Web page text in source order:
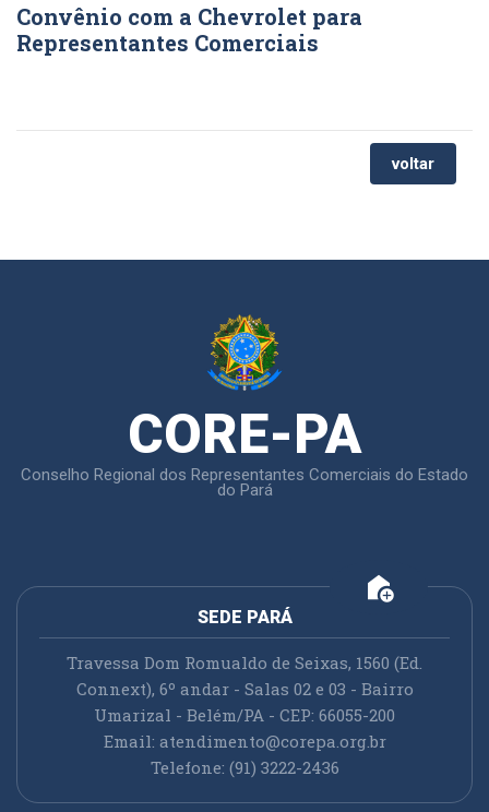
Convênio com a Chevrolet para
Representantes Comerciais
voltar
CORE-PA
Conselho Regional dos Representantes Comerciais do Estado
do Pará
add_home
SEDE PARÁ
Travessa Dom Romualdo de Seixas, 1560 (Ed.
Connext), 6º andar - Salas 02 e 03 - Bairro
Umarizal - Belém/PA - CEP: 66055-200
Email: atendimento@corepa.org.br
Telefone: (91) 3222-2436